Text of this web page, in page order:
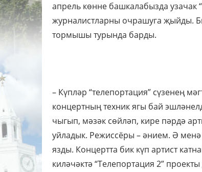
апрель көнне башкалабызда узачак
журналистларны очрашуга җыйды.
тормышы турында барды.
– Күпләр “телепортация” сүзенең
концертның техник ягы бай
чыгып, мәзәк сөйләп, кире пәрдә
уйладык. Режиссёры – әнием. Ә
язды. Концертта бик күп артист
киләчәктә “Телепортация 2”